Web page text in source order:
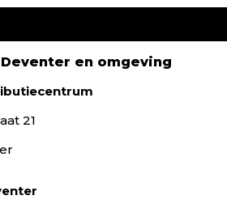
en omgeving
21